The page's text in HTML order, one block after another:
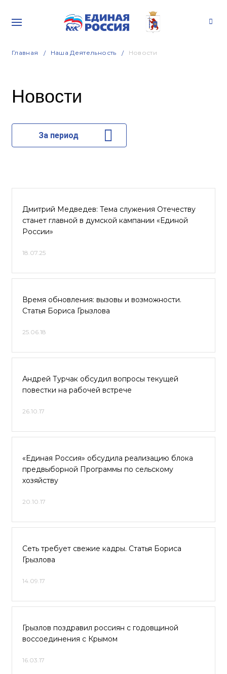
Главная Наша Деятельность Новости
Новости
За период
Дмитрий Медведев: Тема служения Отечеству
станет главной в думской кампании «Единой
России»
18.07.25
Время обновления: вызовы и возможности.
Статья Бориса Грызлова
25.06.18
Андрей Турчак обсудил вопросы текущей
повестки на рабочей встрече
26.10.17
«Единая Россия» обсудила реализацию блока
предвыборной Программы по сельскому
хозяйству
20.10.17
Сеть требует свежие кадры. Статья Бориса
Грызлова
14.09.17
Грызлов поздравил россиян с годовщиной
воссоединения с Крымом
16.03.17